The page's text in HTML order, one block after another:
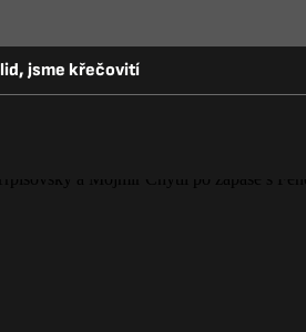
jsme křečovití